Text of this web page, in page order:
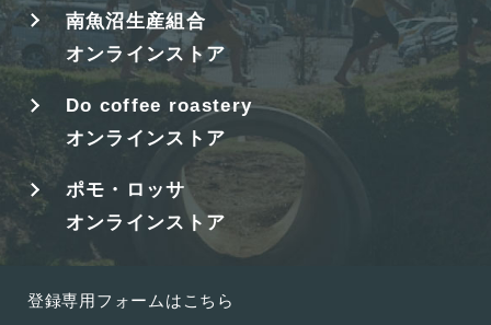
南魚沼生産組合
オンラインストア
Do coffee roastery
オンラインストア
ポモ・ロッサ
オンラインストア
登録専用フォームはこちら